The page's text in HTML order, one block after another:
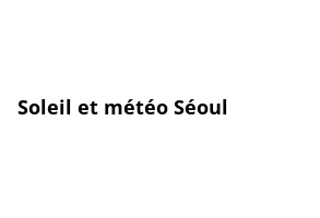
Soleil et météo Séoul